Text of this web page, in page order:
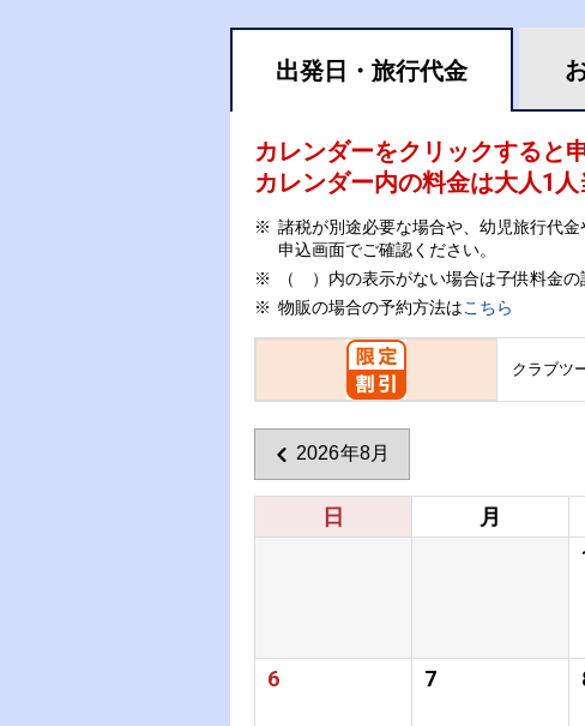
出発日・ 旅行代金
カレンダーをクリックすると
カレンダー内の料金は大人1人
諸税が別途必要な場合や、幼児旅行代
申込画面でご確認ください。
（ ）内の表示がない場合は子供料金の
物販の場合の予約方法はこちら
クラブツ
2026年8月
日 月
6 7